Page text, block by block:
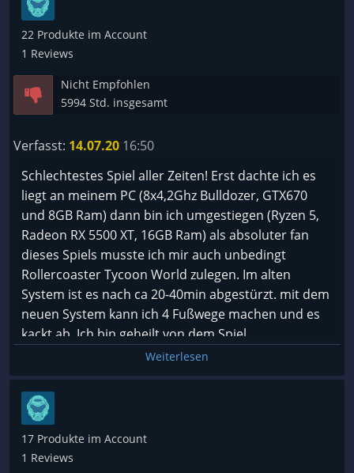
22 Produkte im Account
1 Reviews
Nicht Empfohlen
5994 Std. insgesamt
Verfasst: 14.07.20 16:50
Schlechtestes Spiel aller Zeiten! Erst dachte ich es
liegt an meinem PC (8x4,2Ghz Bulldozer, GTX670
und 8GB Ram) dann bin ich umgestiegen (Ryzen 5,
Radeon RX 5500 XT, 16GB Ram) als absoluter fan
dieses Spiels musste ich mir auch unbedingt
Rollercoaster Tycoon World zulegen. Im alten
System ist es nach ca 20-40min abgestürzt. mit dem
neuen System kann ich 4 Fußwege machen und es
kackt ab. Ich bin geheilt von dem Spiel.
Weiterlesen
17 Produkte im Account
1 Reviews